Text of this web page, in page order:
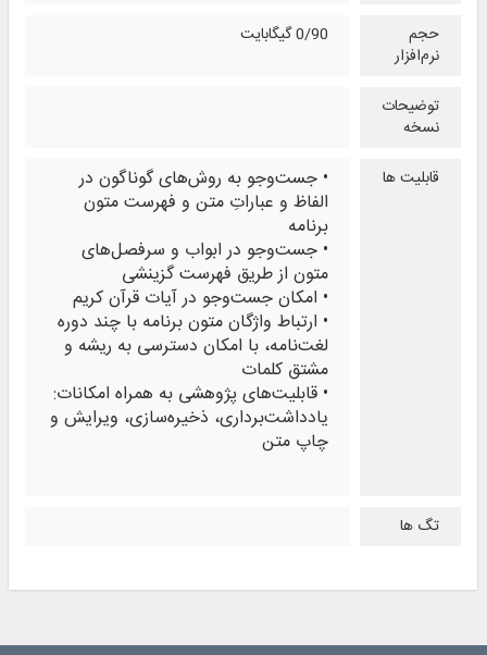
حجم
نرم‌افزار
0/90 گیگابایت
توضیحات
نسخه
قابلیت ها
• جست‌وجو به روش‌های گوناگون در
الفاظ و عباراتِ متن و فهرست متون
برنامه
• جست‌وجو در ابواب و سرفصل‌های
متون از طریق فهرست گزینشی
• امكان جست‌وجو در آیات قرآن کریم
• ارتباط واژگان متون برنامه با چند دوره
لغت‌نامه، با امکان دسترسی به ریشه و
مشتق کلمات
• قابلیت‌های پژوهشی به همراه امكانات:
یادداشت‌برداری، ذخیره‌سازی، ویرایش و
چاپ متن
تگ ها